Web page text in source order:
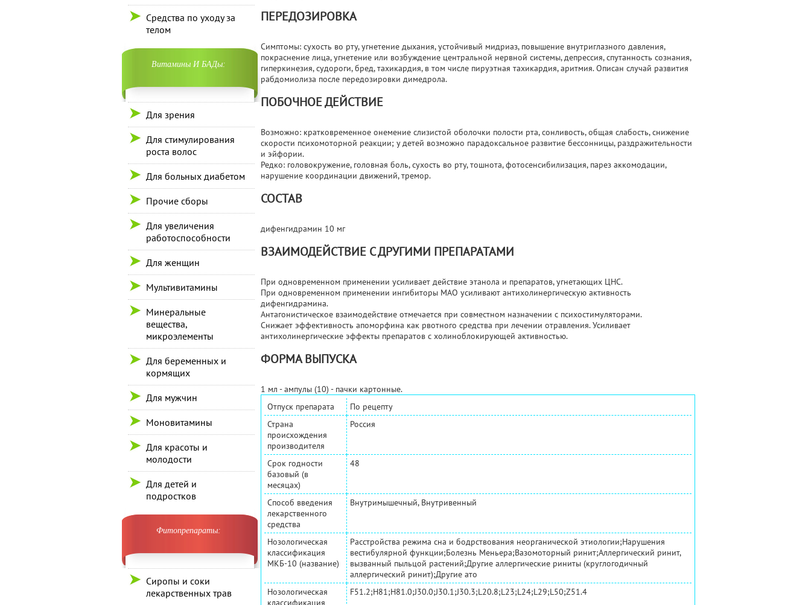
Средства по уходу за
телом
Витамины И БАДы:
Для зрения
Для стимулирования
роста волос
Для больных диабетом
Прочие сборы
Для увеличения
работоспособности
Для женщин
Мультивитамины
Минеральные
вещества,
микроэлементы
Для беременных и
кормящих
Для мужчин
Моновитамины
Для красоты и
молодости
Для детей и
подростков
Фитопрепараты:
Сиропы и соки
лекарственных трав
ПЕРЕДОЗИРОВКА
Симптомы: сухость во рту, угнетение дыхания, устойчивый мидриаз, повышение внутриглазного давления,
покраснение лица, угнетение или возбуждение центральной нервной системы, депрессия, спутанность сознания,
гиперкинезия, судороги, бред, тахикардия, в том числе пируэтная тахикардия, аритмия. Описан случай развития
рабдомиолиза после передозировки димедрола.
ПОБОЧНОЕ ДЕЙСТВИЕ
Возможно: кратковременное онемение слизистой оболочки полости рта, сонливость, общая слабость, снижение
скорости психомоторной реакции; у детей возможно парадоксальное развитие бессонницы, раздражительности
и эйфории.
Редко: головокружение, головная боль, сухость во рту, тошнота, фотосенсибилизация, парез аккомодации,
нарушение координации движений, тремор.
СОСТАВ
дифенгидрамин 10 мг
ВЗАИМОДЕЙСТВИЕ С ДРУГИМИ ПРЕПАРАТАМИ
При одновременном применении усиливает действие этанола и препаратов, угнетающих ЦНС.
При одновременном применении ингибиторы МАО усиливают антихолинергическую активность
дифенгидрамина.
Антагонистическое взаимодействие отмечается при совместном назначении с психостимуляторами.
Снижает эффективность апоморфина как рвотного средства при лечении отравления. Усиливает
антихолинергические эффекты препаратов с холиноблокирующей активностью.
ФОРМА ВЫПУСКА
1 мл - ампулы (10) - пачки картонные.
Отпуск препарата
По рецепту
Страна
происхождения
производителя
Россия
Срок годности
базовый (в
месяцах)
48
Способ введения
лекарственного
средства
Внутримышечный, Внутривенный
Нозологическая
классификация
МКБ-10 (название)
Расстройства режима сна и бодрствования неорганической этиологии;Нарушения
вестибулярной функции;Болезнь Меньера;Вазомоторный ринит;Аллергический ринит,
вызванный пыльцой растений;Другие аллергические риниты (круглогодичный
аллергический ринит);Другие ато
Нозологическая
классификация
F51.2;H81;H81.0;J30.0;J30.1;J30.3;L20.8;L23;L24;L29;L50;Z51.4